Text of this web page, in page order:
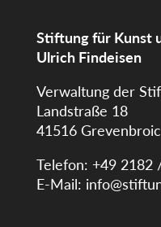
Stiftung für Kunst
Ulrich Findeisen
Verwaltung der
Landstraße 18
41516
Telefon: +49 2182
E-Mail: